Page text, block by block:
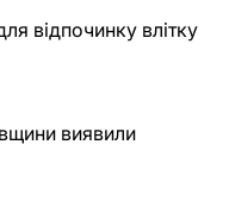
відпочинку влітку
виявили